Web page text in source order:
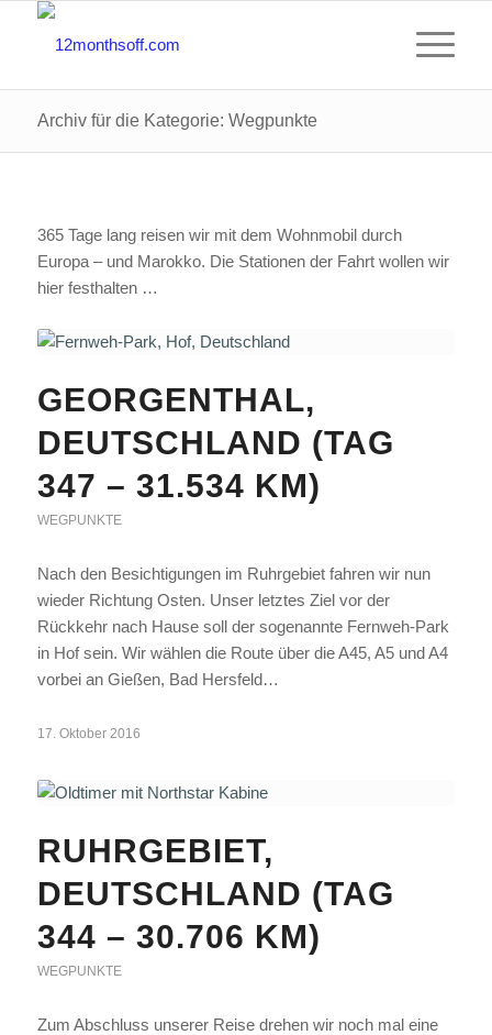
Archiv für die Kategorie: Wegpunkte
365 Tage lang reisen wir mit dem Wohnmobil durch
Europa – und Marokko. Die Stationen der Fahrt wollen wir
hier festhalten …
GEORGENTHAL,
DEUTSCHLAND (TAG
347 – 31.534 KM)
WEGPUNKTE
Nach den Besichtigungen im Ruhrgebiet fahren wir nun
wieder Richtung Osten. Unser letztes Ziel vor der
Rückkehr nach Hause soll der sogenannte Fernweh-Park
in Hof sein. Wir wählen die Route über die A45, A5 und A4
vorbei an Gießen, Bad Hersfeld…
17. Oktober 2016
RUHRGEBIET,
DEUTSCHLAND (TAG
344 – 30.706 KM)
WEGPUNKTE
Zum Abschluss unserer Reise drehen wir noch mal eine